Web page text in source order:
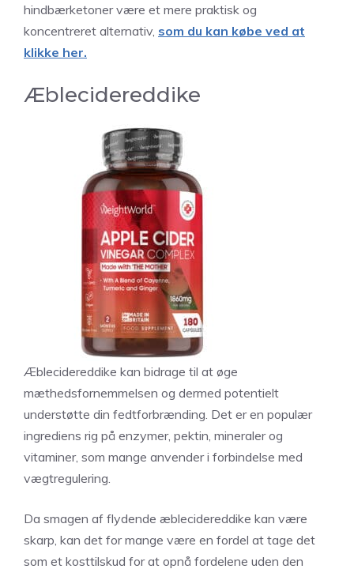
hindbærketoner være et mere praktisk og
koncentreret alternativ, som du kan købe ved at
klikke her.
Æblecidereddike
Æblecidereddike kan bidrage til at øge
mæthedsfornemmelsen og dermed potentielt
understøtte din fedtforbrænding. Det er en populær
ingrediens rig på enzymer, pektin, mineraler og
vitaminer, som mange anvender i forbindelse med
vægtregulering.
Da smagen af flydende æblecidereddike kan være
skarp, kan det for mange være en fordel at tage det
som et kosttilskud for at opnå fordelene uden den